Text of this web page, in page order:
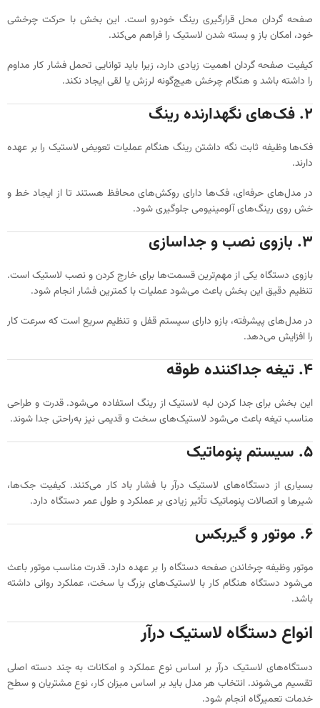
صفحه گردان محل قرارگیری رینگ خودرو است. این بخش با حرکت چرخشی
خود، امکان باز و بسته شدن لاستیک را فراهم می‌کند.
کیفیت صفحه گردان اهمیت زیادی دارد، زیرا باید توانایی تحمل فشار کار مداوم
را داشته باشد و هنگام چرخش هیچ‌گونه لرزش یا لقی ایجاد نکند.
۲. فک‌های نگهدارنده رینگ
فک‌ها وظیفه ثابت نگه داشتن رینگ هنگام عملیات تعویض لاستیک را بر عهده
دارند.
در مدل‌های حرفه‌ای، فک‌ها دارای روکش‌های محافظ هستند تا از ایجاد خط و
خش روی رینگ‌های آلومینیومی جلوگیری شود.
۳. بازوی نصب و جداسازی
بازوی دستگاه یکی از مهم‌ترین قسمت‌ها برای خارج کردن و نصب لاستیک است.
تنظیم دقیق این بخش باعث می‌شود عملیات با کمترین فشار انجام شود.
در مدل‌های پیشرفته، بازو دارای سیستم قفل و تنظیم سریع است که سرعت کار
را افزایش می‌دهد.
۴. تیغه جداکننده طوقه
این بخش برای جدا کردن لبه لاستیک از رینگ استفاده می‌شود. قدرت و طراحی
مناسب تیغه باعث می‌شود لاستیک‌های سخت و قدیمی نیز به‌راحتی جدا شوند.
۵. سیستم پنوماتیک
بسیاری از دستگاه‌های لاستیک درآر با فشار باد کار می‌کنند. کیفیت جک‌ها،
شیرها و اتصالات پنوماتیک تأثیر زیادی بر عملکرد و طول عمر دستگاه دارد.
۶. موتور و گیربکس
موتور وظیفه چرخاندن صفحه دستگاه را بر عهده دارد. قدرت مناسب موتور باعث
می‌شود دستگاه هنگام کار با لاستیک‌های بزرگ یا سخت، عملکرد روانی داشته
باشد.
انواع دستگاه لاستیک درآر
دستگاه‌های لاستیک درآر بر اساس نوع عملکرد و امکانات به چند دسته اصلی
تقسیم می‌شوند. انتخاب هر مدل باید بر اساس میزان کار، نوع مشتریان و سطح
خدمات تعمیرگاه انجام شود.